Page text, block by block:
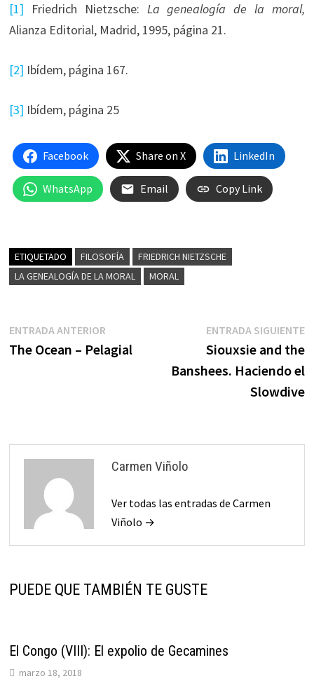
[1] Friedrich Nietzsche: La genealogía de la moral,
Alianza Editorial, Madrid, 1995, página 21.
[2] Ibídem, página 167.
[3] Ibídem, página 25
Facebook Share on X LinkedIn
WhatsApp Email Copy Link
ETIQUETADO FILOSOFÍA
FRIEDRICH NIETZSCHE
LA GENEALOGÍA DE LA MORAL
MORAL
Navegación
de
ENTRADA ANTERIOREntrada
anterior:
The Ocean – Pelagial
ENTRADA SIGUIENTE
Siouxsie and the
Banshees. Haciendo el
Slowdive
Carmen Viñolo
Ver todas las entradas de Carmen
Viñolo →
PUEDE QUE TAMBIÉN TE GUSTE
El Congo (VIII): El expolio de Gecamines
marzo 18, 2018